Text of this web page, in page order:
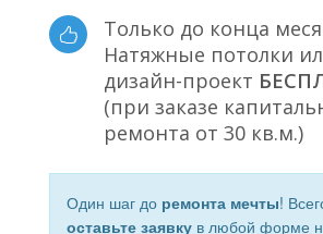
Только до конца
Натяжные потолки
дизайн-проект
(при заказе
ремонта от 30 кв.м.)
Один шаг до ремонта мечты!
оставьте заявку в любой форме